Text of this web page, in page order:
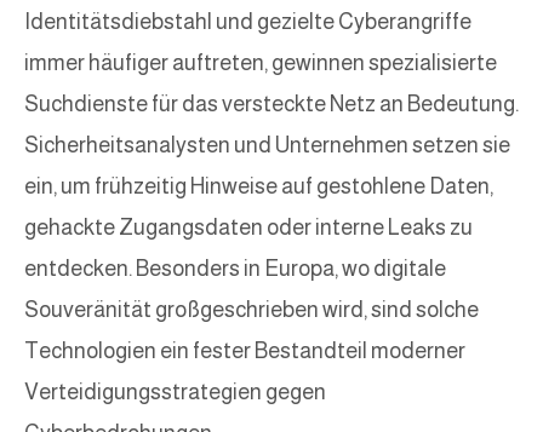
Identitätsdiebstahl und gezielte Cyberangriffe
immer häufiger auftreten, gewinnen spezialisierte
Suchdienste für das versteckte Netz an Bedeutung.
Sicherheitsanalysten und Unternehmen setzen sie
ein, um frühzeitig Hinweise auf gestohlene Daten,
gehackte Zugangsdaten oder interne Leaks zu
entdecken. Besonders in Europa, wo digitale
Souveränität großgeschrieben wird, sind solche
Technologien ein fester Bestandteil moderner
Verteidigungsstrategien gegen